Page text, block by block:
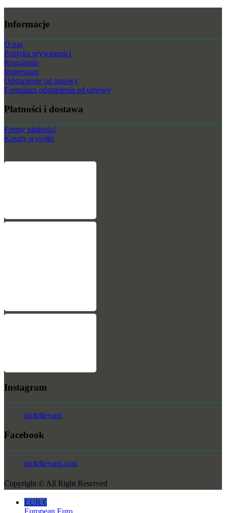
Informacje
O nas
Polityka prywatności
Regulamin
Impressum
Odstąpienie od umowy
Formularz odstąpienia od umowy
Płatności i dostawa
Formy płatności
Koszty wysyłki
Instagram
picktheyarn
Facebook
picktheyarn.com
Copyright © All Right Reserved
EUR €
European Euro